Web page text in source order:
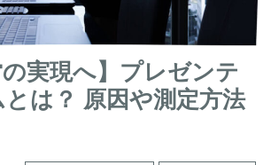
の実現へ】プレゼンテ
とは？ 原因や測定方法